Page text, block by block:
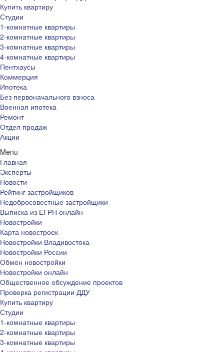
Купить квартиру
Студии
1-комнатные квартиры
2-комнатные квартиры
3-комнатные квартиры
4-комнатные квартиры
Пентхаусы
Коммерция
Ипотека
Без первоначального взноса
Военная ипотека
Ремонт
Отдел продаж
Акции
Menu
Главная
Эксперты
Новости
Рейтинг застройщиков
Недобросовестные застройщики
Выписка из ЕГРН онлайн
Новостройки
Карта новостроек
Новостройки Владивостока
Новостройки России
Обмен новостройки
Новостройки онлайн
Общественное обсуждение проектов
Проверка регистрации ДДУ
Купить квартиру
Студии
1-комнатные квартиры
2-комнатные квартиры
3-комнатные квартиры